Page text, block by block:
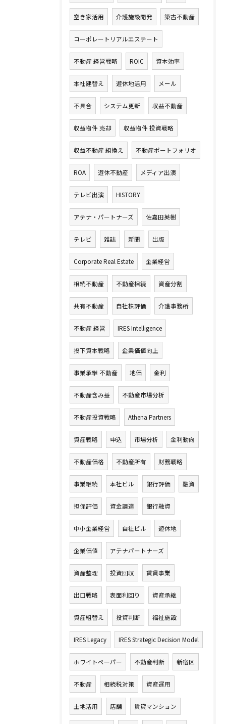
空き家活用 介護施設開発 築古不動産
コーポレートリアルエステート
不動産 経営戦略 ROIC 資本効率
本社建替え 遊休地活用 メール
不具合 システム更新 収益不動産
収益物件 売却 収益物件 投資戦略
収益不動産 組換え 不動産ポートフォリオ
ROA 遊休不動産 メディア出演
テレビ出演 HISTORY
アテナ・パートナーズ 佐嘉田英樹
テレビ 雑誌 新聞 出版
Corporate Real Estate 企業経営
相続不動産 不動産相続 資産分割
共有不動産 自社株評価 介護事務所
不動産 経営 IRES Intelligence
投下資本戦略 企業価値向上
事業承継 不動産 地価 金利
不動産含み益 不動産市場分析
不動産投資戦略 Athena Partners
資産戦略 申込 市場分析 金利動向
不動産価格 不動産所有 財務戦略
事業継続 本社ビル 銀行評価 融資
担保評価 資金調達 銀行融資
中小企業経営 自社ビル 遊休地
企業価値 アテナパートナーズ
資産整理 投資回収 賃貸事業
出口戦略 表面利回り 資産承継
資産組替え 投資判断 福祉施設
IRES Legacy IRES Strategic Decision Model
ホワイトペーパー 不動産判断 新宿区
不動産 相続税対策 資産運用
土地活用 店舗 賃貸マンション